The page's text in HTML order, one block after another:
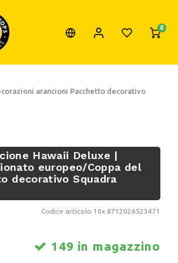
0
arancioni Pacchetto decorativo
Hawaii Deluxe |
europeo/Coppa del
decorativo Squadra
Codice articolo 10x 8712026523471
149 in magazzino